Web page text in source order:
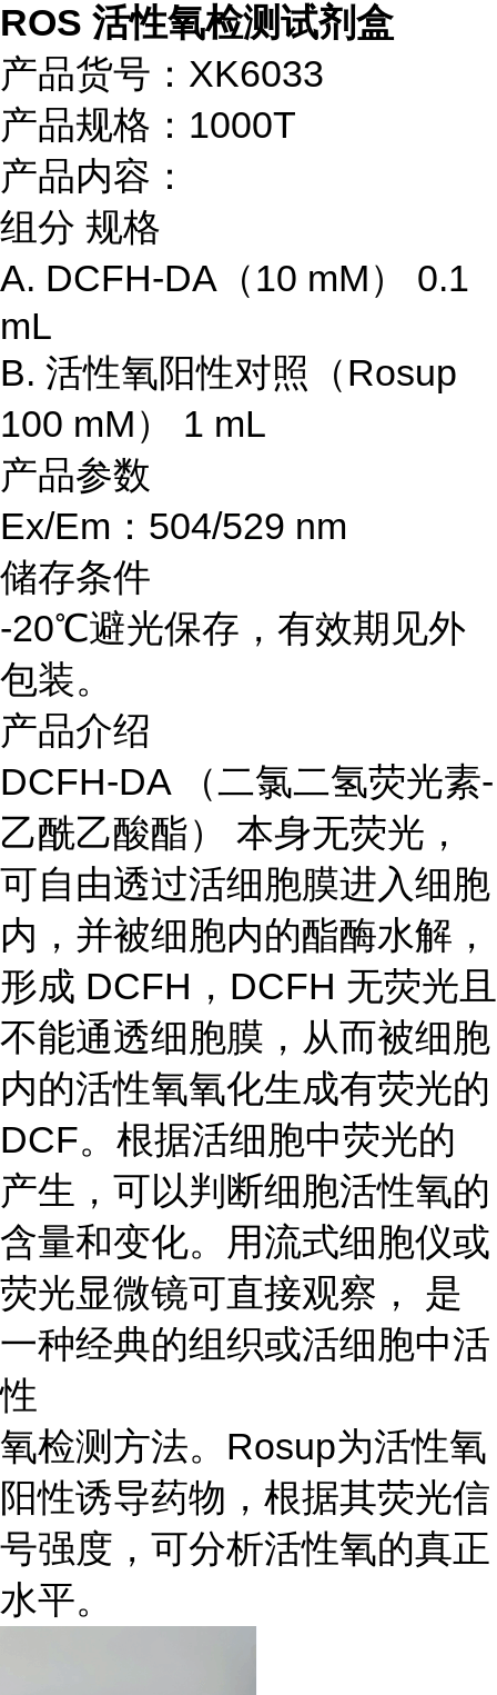
ROS 活性氧检测试剂盒
产品货号：XK6033
产品规格：1000T
产品内容：
组分 规格
A. DCFH-DA（10 mM） 0.1
mL
B. 活性氧阳性对照（Rosup
100 mM） 1 mL
产品参数
Ex/Em：504/529 nm
储存条件
-20℃避光保存，有效期见外
包装。
产品介绍
DCFH-DA （二氯二氢荧光素-
乙酰乙酸酯） 本身无荧光，
可自由透过活细胞膜进入细胞
内，并被细胞内的酯酶水解，
形成 DCFH，DCFH 无荧光且
不能通透细胞膜，从而被细胞
内的活性氧氧化生成有荧光的
DCF。根据活细胞中荧光的
产生，可以判断细胞活性氧的
含量和变化。用流式细胞仪或
荧光显微镜可直接观察， 是
一种经典的组织或活细胞中活
性
氧检测方法。Rosup为活性氧
阳性诱导药物，根据其荧光信
号强度，可分析活性氧的真正
水平。